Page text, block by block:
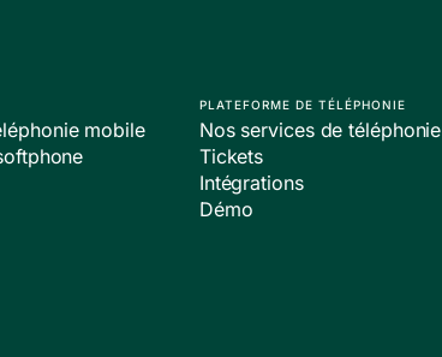
mobile
PLATEFORME DE TÉLÉPHONIE
Nos services de téléphonie
Tickets
Intégrations
Démo